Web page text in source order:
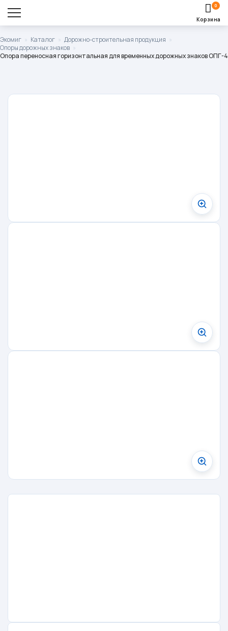
Оставить заявку
Корзина
0
Корзина пуста.
Экомиг » Каталог » Дорожно-строительная продукция »
Опоры дорожных знаков »
Опора переносная горизонтальная для временных дорожных знаков ОПГ-4